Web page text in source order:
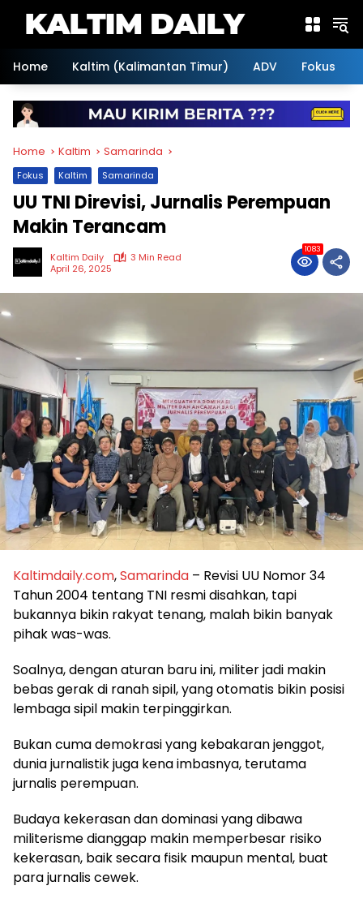
Home
Kaltim (Kalimantan Timur) ADV Fokus
Home Kaltim Samarinda
Fokus Kaltim Samarinda
UU TNI Direvisi, Jurnalis Perempuan
Makin Terancam
Kaltim Daily
3 Min Read
April 26, 2025
1083
Kaltimdaily.com,Samarinda – Revisi UU Nomor 34
Tahun 2004 tentang TNI resmi disahkan, tapi
bukannya bikin rakyat tenang, malah bikin banyak
pihak was-was.
Soalnya, dengan aturan baru ini, militer jadi makin
bebas gerak di ranah sipil, yang otomatis bikin posisi
lembaga sipil makin terpinggirkan.
Bukan cuma demokrasi yang kebakaran jenggot,
dunia jurnalistik juga kena imbasnya, terutama
jurnalis perempuan.
Budaya kekerasan dan dominasi yang dibawa
militerisme dianggap makin memperbesar risiko
kekerasan, baik secara fisik maupun mental, buat
para jurnalis cewek.